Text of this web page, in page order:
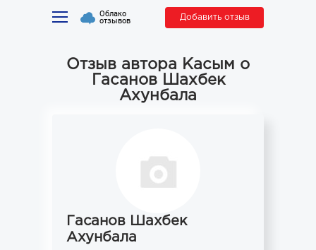
Облако
отзывов Добавить отзыв
Отзыв автора Касым о
Гасанов Шахбек
Ахунбала
Гасанов Шахбек
Ахунбала